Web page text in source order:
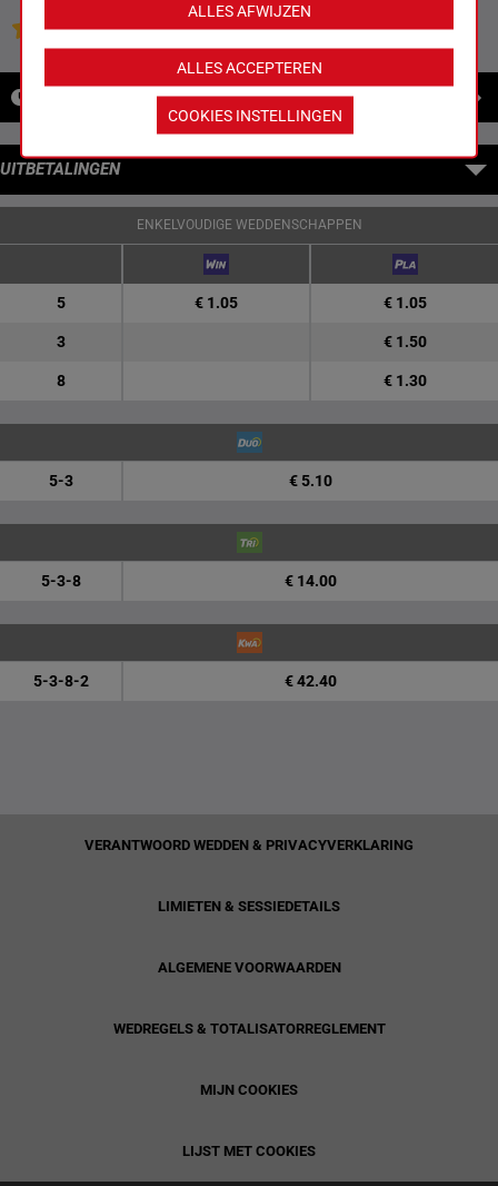
Jouw favoriete paarden
UITBETALINGEN
ENKELVOUDIGE WEDDENSCHAPPEN
5 € 1.05 € 1.05
3 € 1.50
8 € 1.30
5-3 € 5.10
5-3-8 € 14.00
5-3-8-2 € 42.40
VERANTWOORD WEDDEN & PRIVACYVERKLARING
LIMIETEN & SESSIEDETAILS
ALGEMENE VOORWAARDEN
WEDREGELS & TOTALISATORREGLEMENT
MIJN COOKIES
LIJST MET COOKIES
ALLES ACCEPTEREN
ALLES AFWIJZEN
COOKIES INSTELLINGEN